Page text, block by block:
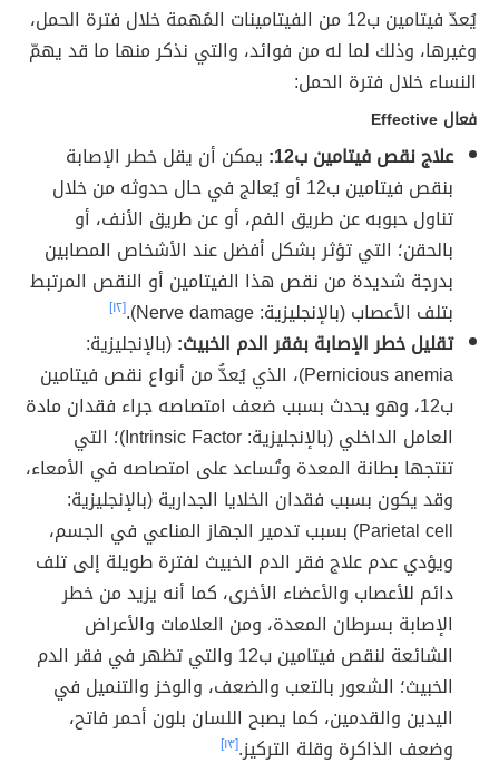
يُعدّ فيتامين ب12 من الفيتامينات المُهمة خلال فترة الحمل،
وغيرها، وذلك لما له من فوائد، والتي نذكر منها ما قد يهمّ
النساء خلال فترة الحمل:
فعال Effective
علاج نقص فيتامين ب12:
يمكن أن يقل خطر الإصابة
بنقص فيتامين ب12 أو يُعالج في حال حدوثه من خلال
تناول حبوبه عن طريق الفم، أو عن طريق الأنف، أو
بالحقن؛ التي تؤثر بشكل أفضل عند الأشخاص المصابين
بدرجة شديدة من نقص هذا الفيتامين أو النقص المرتبط
بتلف الأعصاب (بالإنجليزية: Nerve damage).
[١٢]
تقليل خطر الإصابة بفقر الدم الخبيث:(بالإنجليزية:
Pernicious anemia)، الذي يُعدُّ من أنواع نقص فيتامين
ب12، وهو يحدث بسبب ضعف امتصاصه جراء فقدان مادة
العامل الداخلي (بالإنجليزية: Intrinsic Factor)؛ التي
تنتجها بطانة المعدة وتُساعد على امتصاصه في الأمعاء،
وقد يكون بسبب فقدان الخلايا الجدارية (بالإنجليزية:
Parietal cell) بسبب تدمير الجهاز المناعي في الجسم،
ويؤدي عدم علاج فقر الدم الخبيث لفترة طويلة إلى تلف
دائم للأعصاب والأعضاء الأخرى، كما أنه يزيد من خطر
الإصابة بسرطان المعدة، ومن العلامات والأعراض
الشائعة لنقص فيتامين ب12 والتي تظهر في فقر الدم
الخبيث؛ الشعور بالتعب والضعف، والوخز والتنميل في
اليدين والقدمين، كما يصبح اللسان بلون أحمر فاتح،
وضعف الذاكرة وقلة التركيز.[١٣]